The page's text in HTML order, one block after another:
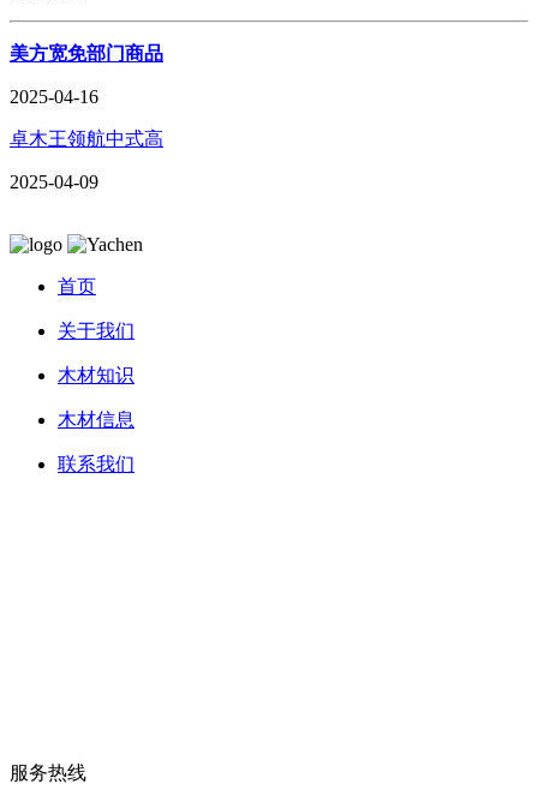
美方宽免部门商品
2025-04-16
卓木王领航中式高
2025-04-09
首页
关于我们
木材知识
木材信息
联系我们
服务热线